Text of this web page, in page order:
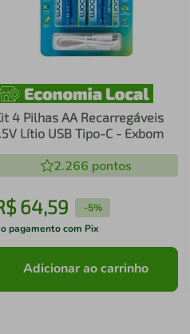
4 Pilhas AA Recarregáveis
Lítio USB Tipo-C - Exbom
2.266 pontos
64,59 -5%
pagamento com Pix
Adicionar ao carrinho